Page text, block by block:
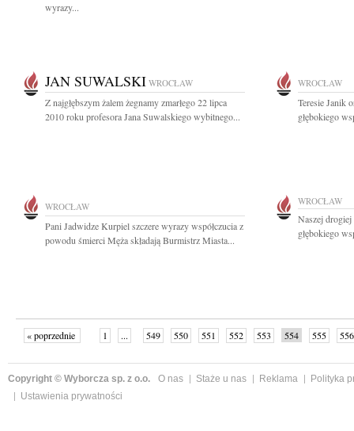
wyrazy...
JAN SUWALSKI WROCŁAW
Z najgłębszym żalem żegnamy zmarłego 22 lipca
2010 roku profesora Jana Suwalskiego wybitnego...
WROCŁAW
Teresie Janik
głębokiego
WROCŁAW
Pani Jadwidze Kurpiel szczere wyrazy współczucia z
powodu śmierci Męża składają Burmistrz Miasta...
WROCŁAW
Naszej
głębokiego
« poprzednie 1 ... 549 550 551 552 553 554 555
556
Copyright © Wyborcza sp. z o.o. O nas Staże u nas Reklama
Polityka
Ustawienia prywatności